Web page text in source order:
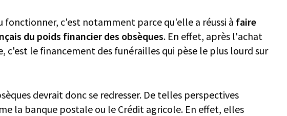
fonctionner, c'est notamment parce qu'elle a réussi à faire
du poids financier des obsèques. En effet, après l'achat
c'est le financement des funérailles qui pèse le plus lourd sur
devrait donc se redresser. De telles perspectives
la banque postale ou le Crédit agricole. En effet, elles